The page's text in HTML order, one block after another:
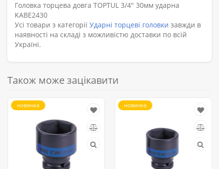
Головка торцева довга TOPTUL 3/4" 30мм ударна
KABE2430
Усі товари з категорії Ударні торцеві головки завжди в
наявності на складі з можливістю доставки по всій
Україні.
Також може зацікавити
новинка новинка